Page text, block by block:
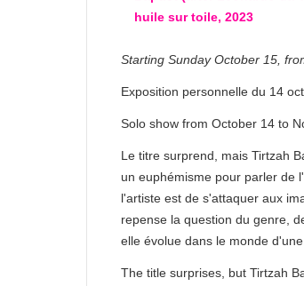
Starting Sunday October 15,
Exposition personnelle du 14
Solo show from October 14 to
Le titre surprend, mais Tirtzah
un euphémisme pour parler de
l'artiste est de s'attaquer aux
repense la question du genre,
elle évolue dans le monde
The title surprises, but Tirtzah